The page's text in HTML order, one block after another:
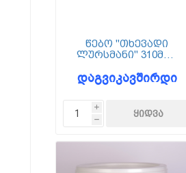
წებო "თხევადი
ლურსმანი" 310მლ,
დაგვიკავშირდი
i
h